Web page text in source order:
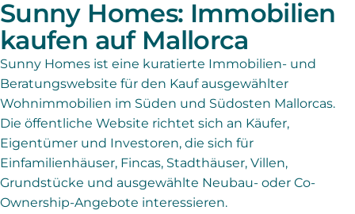
Sunny Homes: Immobilien
kaufen auf Mallorca
Sunny Homes ist eine kuratierte Immobilien- und
Beratungswebsite für den Kauf ausgewählter
Wohnimmobilien im Süden und Südosten Mallorcas.
Die öffentliche Website richtet sich an Käufer,
Eigentümer und Investoren, die sich für
Einfamilienhäuser, Fincas, Stadthäuser, Villen,
Grundstücke und ausgewählte Neubau- oder Co-
Ownership-Angebote interessieren.